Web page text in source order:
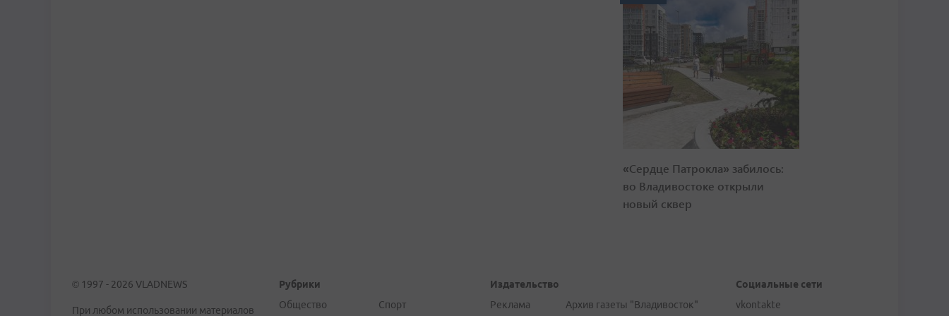
«Сердце Патрокла» забилось:
во Владивостоке открыли
новый сквер
© 1997 - 2026 VLADNEWS
При любом использовании материалов
Рубрики
Общество
Спорт
Издательство
Реклама
Архив газеты "Владивосток"
Социальные сети
vkontakte